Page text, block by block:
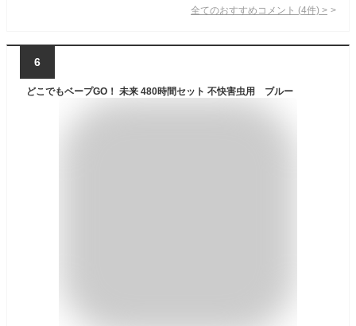
全てのおすすめコメント (4件) >
6
どこでもベープGO！ 未来 480時間セット 不快害虫用 ブルー